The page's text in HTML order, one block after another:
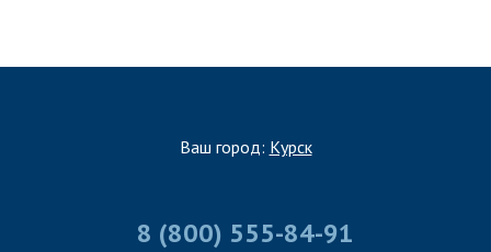
Ваш город: Курск
8 (800) 555-84-91